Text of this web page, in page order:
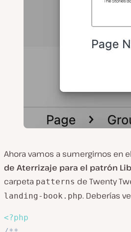
Ahora vamos a sumergirnos en
de Aterrizaje para el patrón
carpeta patterns de Twenty
landing-book.php. Deberías
<?php